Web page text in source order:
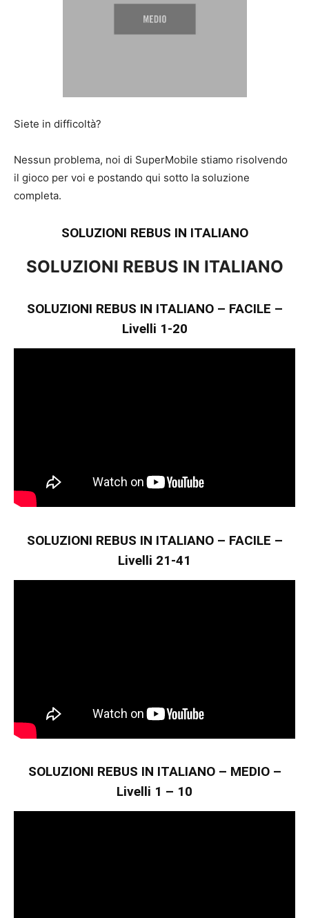
Siete in difficoltà?
Nessun problema, noi di SuperMobile stiamo risolvendo
il gioco per voi e postando qui sotto la soluzione
completa.
SOLUZIONI REBUS IN ITALIANO
SOLUZIONI REBUS IN ITALIANO
SOLUZIONI REBUS IN ITALIANO – FACILE –
Livelli 1-20
SOLUZIONI REBUS IN ITALIANO – FACILE –
Livelli 21-41
SOLUZIONI REBUS IN ITALIANO – MEDIO –
Livelli 1 – 10